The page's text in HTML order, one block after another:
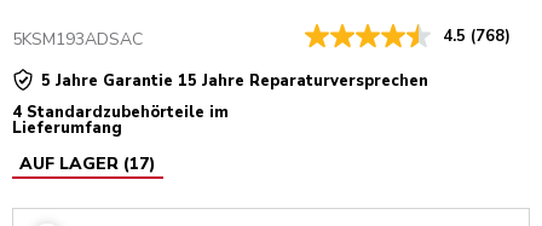
5KSM193ADSAC 4.5 (768)
5 Jahre Garantie 15 Jahre Reparaturversprechen
4 Standardzubehörteile im
Lieferumfang
AUF LAGER (17)